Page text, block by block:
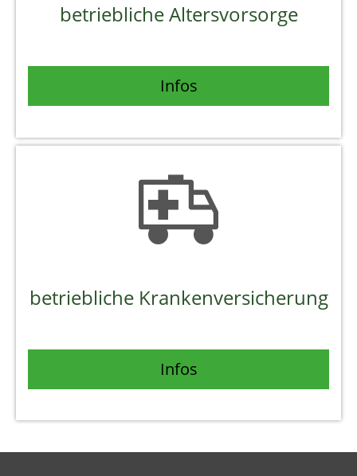
betriebliche Altersvorsorge
Infos
betriebliche Krankenversicherung
Infos